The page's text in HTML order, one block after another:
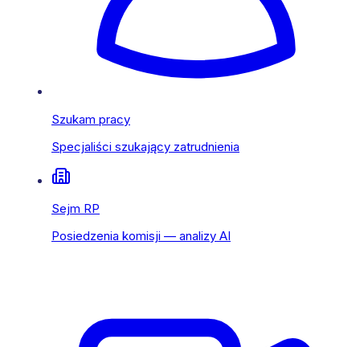
Szukam pracy
Specjaliści szukający zatrudnienia
Sejm RP
Posiedzenia komisji — analizy AI